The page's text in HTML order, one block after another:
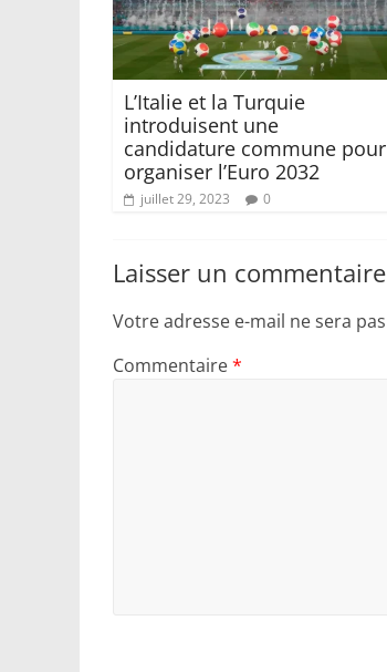
L’Italie et la Turquie
introduisent une
candidature commune pour
organiser l’Euro 2032
juillet 29, 2023 0
Laisser un commentaire
Votre adresse e-mail ne sera
Commentaire*